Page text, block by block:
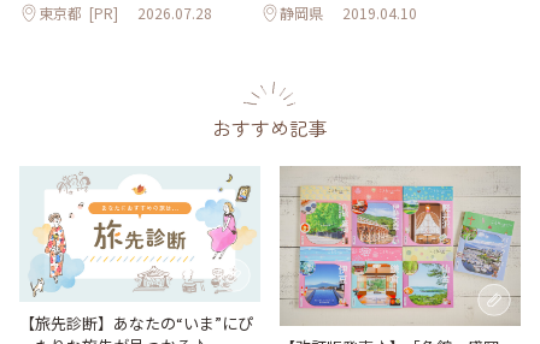
東京都 [PR] 2026.07.28 静岡県 2019.04.10
おすすめ記事
【旅先診断】あなたの“いま”にぴ